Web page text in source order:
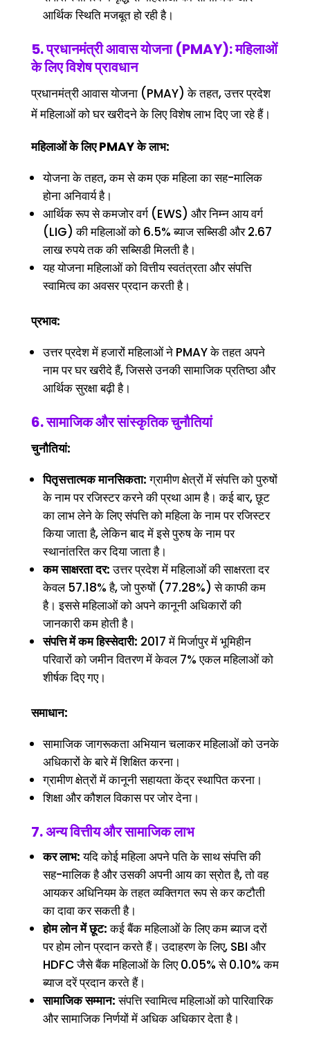
आर्थिक स्थिति मजबूत हो रही है।
5. प्रधानमंत्री आवास योजना (PMAY): महिलाओं
के लिए विशेष प्रावधान
प्रधानमंत्री आवास योजना (PMAY) के तहत, उत्तर प्रदेश
में महिलाओं को घर खरीदने के लिए विशेष लाभ दिए जा रहे हैं।
महिलाओं के लिए PMAY के लाभ:
योजना के तहत, कम से कम एक महिला का सह-मालिक
होना अनिवार्य है।
आर्थिक रूप से कमजोर वर्ग (EWS) और निम्न आय वर्ग
(LIG) की महिलाओं को 6.5% ब्याज सब्सिडी और 2.67
लाख रुपये तक की सब्सिडी मिलती है।
यह योजना महिलाओं को वित्तीय स्वतंत्रता और संपत्ति
स्वामित्व का अवसर प्रदान करती है।
प्रभाव:
उत्तर प्रदेश में हजारों महिलाओं ने PMAY के तहत अपने
नाम पर घर खरीदे हैं, जिससे उनकी सामाजिक प्रतिष्ठा और
आर्थिक सुरक्षा बढ़ी है।
6. सामाजिक और सांस्कृतिक चुनौतियां
चुनौतियां:
पितृसत्तात्मक मानसिकता:ग्रामीण क्षेत्रों में संपत्ति को पुरुषों
के नाम पर रजिस्टर करने की प्रथा आम है। कई बार, छूट
का लाभ लेने के लिए संपत्ति को महिला के नाम पर रजिस्टर
किया जाता है, लेकिन बाद में इसे पुरुष के नाम पर
स्थानांतरित कर दिया जाता है।
कम साक्षरता दर:उत्तर प्रदेश में महिलाओं की साक्षरता दर
केवल 57.18% है, जो पुरुषों (77.28%) से काफी कम
है। इससे महिलाओं को अपने कानूनी अधिकारों की
जानकारी कम होती है।
संपत्ति में कम हिस्सेदारी: 2017 में मिर्जापुर में भूमिहीन
परिवारों को जमीन वितरण में केवल 7% एकल महिलाओं को
शीर्षक दिए गए।
समाधान:
सामाजिक जागरूकता अभियान चलाकर महिलाओं को उनके
अधिकारों के बारे में शिक्षित करना।
ग्रामीण क्षेत्रों में कानूनी सहायता केंद्र स्थापित करना।
शिक्षा और कौशल विकास पर जोर देना।
7. अन्य वित्तीय और सामाजिक लाभ
कर लाभ:यदि कोई महिला अपने पति के साथ संपत्ति की
सह-मालिक है और उसकी अपनी आय का स्रोत है, तो वह
आयकर अधिनियम के तहत व्यक्तिगत रूप से कर कटौती
का दावा कर सकती है।
होम लोन में छूट:कई बैंक महिलाओं के लिए कम ब्याज दरों
पर होम लोन प्रदान करते हैं। उदाहरण के लिए, SBI और
HDFC जैसे बैंक महिलाओं के लिए 0.05% से 0.10% कम
ब्याज दरें प्रदान करते हैं।
सामाजिक सम्मान:संपत्ति स्वामित्व महिलाओं को पारिवारिक
और सामाजिक निर्णयों में अधिक अधिकार देता है।